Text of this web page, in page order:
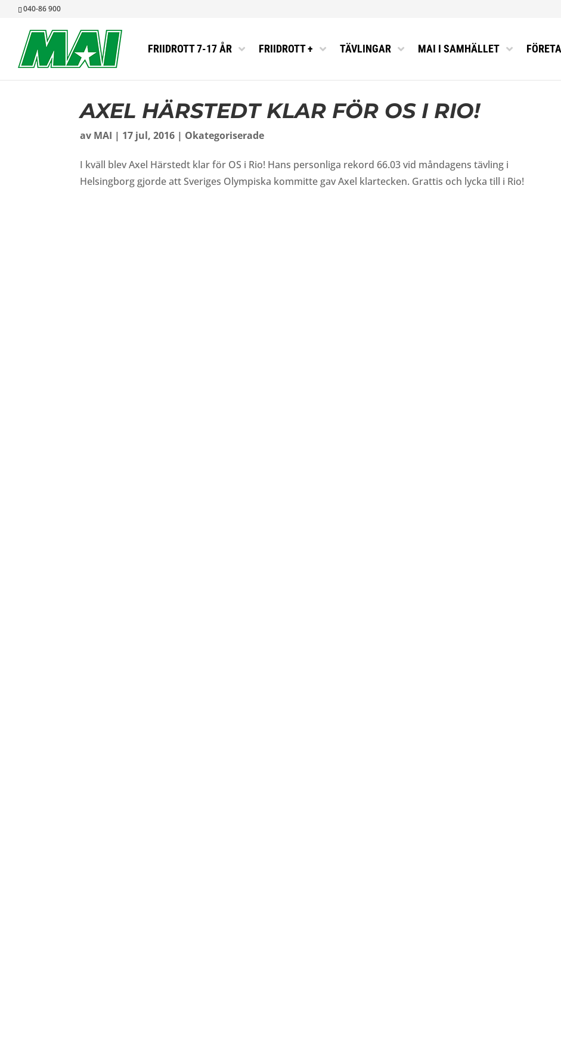
040-86 900
FRIIDROTT 7-17 ÅR
INTRESSEANMÄLAN FRIIDROTT
FRIIDROTT FÖR BARN OCH UNGDOMAR
FRIIDROTT +
MEDICINSK SUPPORT
BLANKETTER OCH STIPENDIER
TÄVLINGAR
RUN MALMÖ 10K & 21K
MIDNATTSLOPPET
MAI I SAMHÄLLET
MAI MÅNADSBREV
MEDLEMSAPPEN I SPORTADMIN
AXEL HÄRSTEDT KLAR FÖR OS I RIO!
av MAI | 17 jul, 2016 | Okategoriserade
I kväll blev Axel Härstedt klar för OS i Rio! Hans personliga rekord 66.03 vid måndagens tävling i
Helsingborg gjorde att Sveriges Olympiska kommitte gav Axel klartecken. Grattis och lycka till i Rio!